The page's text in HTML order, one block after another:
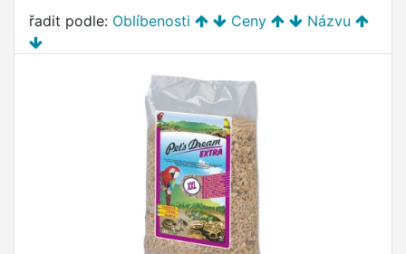
řadit podle: Oblíbenosti Ceny Názvu